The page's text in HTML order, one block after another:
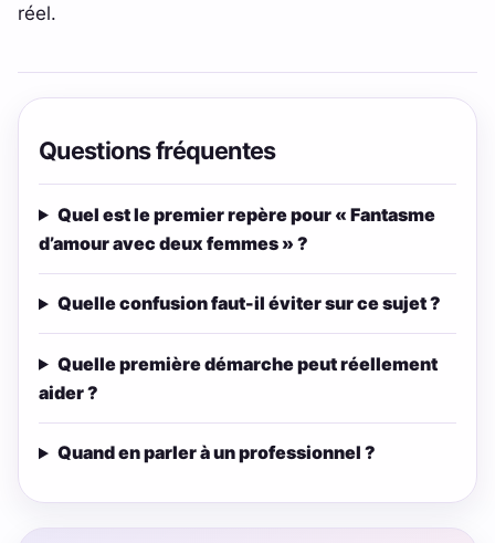
réel.
Questions fréquentes
Quel est le premier repère pour « Fantasme
d’amour avec deux femmes » ?
Quelle confusion faut-il éviter sur ce sujet ?
Quelle première démarche peut réellement
aider ?
Quand en parler à un professionnel ?